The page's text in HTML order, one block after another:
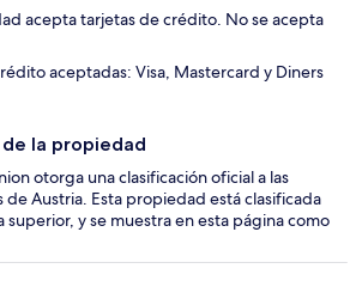
acepta tarjetas de crédito. No se acepta
aceptadas: Visa, Mastercard y Diners
la propiedad
otorga una clasificación oficial a las
Austria. Esta propiedad está clasificada
superior, y se muestra en esta página como